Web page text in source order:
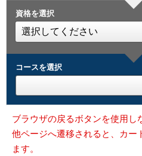
資格を選択
コースを選択
ブラウザの戻るボタンを使用し
他ページへ遷移されると、カー
ます。